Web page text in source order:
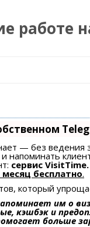
работе
— без ведения
напоминать
сервис VisitTime.
бесплатно.
который
им о
кэшбэк и
больше